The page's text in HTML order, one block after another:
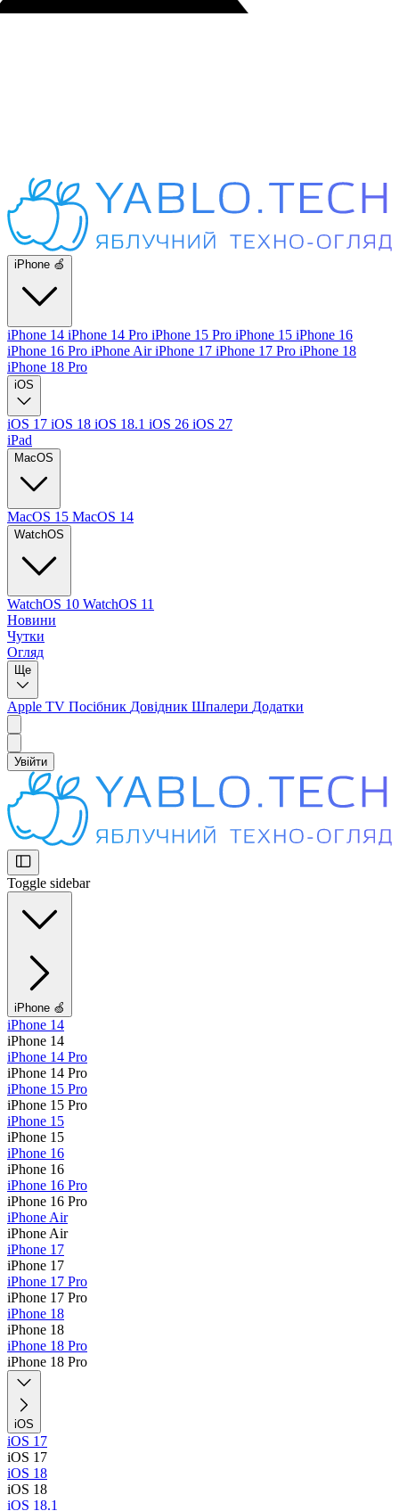
iPhone 🍏
iPhone 14 iPhone 14 Pro iPhone 15 Pro iPhone 15 iPhone 16
iPhone 16 Pro iPhone AiriPhone 17 iPhone 17 Pro iPhone 18
iPhone 18 Pro
iOS
iOS 17 iOS 18 iOS 18.1 iOS 26 iOS 27
iPad
MacOS
MacOS 15 MacOS 14
WatchOS
WatchOS 10 WatchOS 11
Новини
Чутки
Огляд
Ще
Apple TV Посібник Довідник Шпалери Додатки
Увійти
Toggle sidebar
iPhone 🍏
iPhone 14
iPhone 14
iPhone 14 Pro
iPhone 14 Pro
iPhone 15 Pro
iPhone 15 Pro
iPhone 15
iPhone 15
iPhone 16
iPhone 16
iPhone 16 Pro
iPhone 16 Pro
iPhone Air
iPhone Air
iPhone 17
iPhone 17
iPhone 17 Pro
iPhone 17 Pro
iPhone 18
iPhone 18
iPhone 18 Pro
iPhone 18 Pro
iOS
iOS 17
iOS 17
iOS 18
iOS 18
iOS 18.1